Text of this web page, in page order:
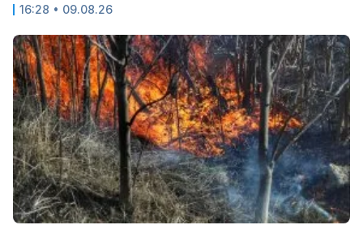
16:28 • 09.08.26